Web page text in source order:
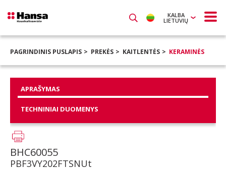
KALBA
LIETUVIŲ
PAGRINDINIS PUSLAPIS PREKĖS KAITLENTĖS KERAMINĖS
APRAŠYMAS
TECHNINIAI DUOMENYS
BHC60055
PBF3VY202FTSNUt